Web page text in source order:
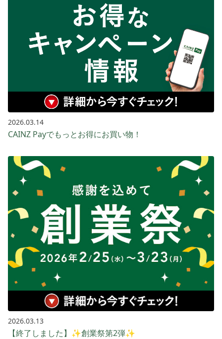
2026.03.14
CAINZ Payでもっとお得に​お買い​物！​
2026.03.13
【終了しました】✨創業祭第2弾✨